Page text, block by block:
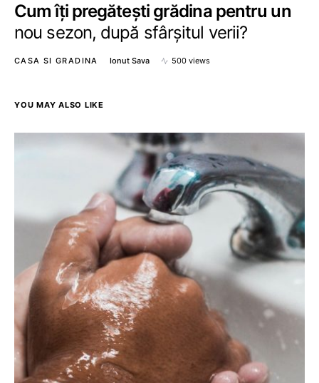
Cum îți pregătești grădina pentru un
nou sezon, după sfârșitul verii?
CASA SI GRADINA Ionut Sava 500 views
YOU MAY ALSO LIKE